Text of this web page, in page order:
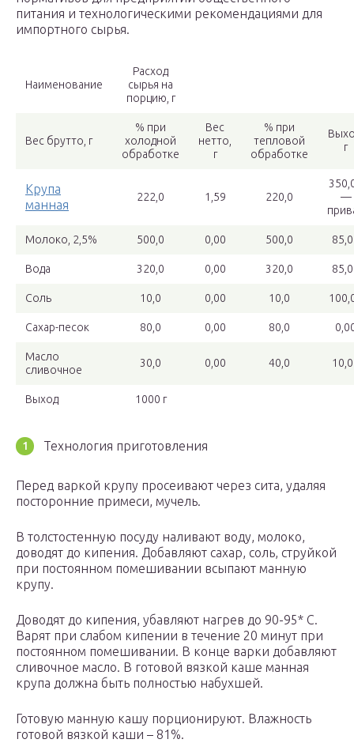
питания и технологическими рекомендациями для
импортного сырья.
Наименование
Расход
сырья на
порцию, г
Вес брутто, г
% при
холодной
обработке
Вес
нетто,
г
% при
тепловой
обработке
г
Крупа
манная
222,0 1,59 220,0
—
Молоко, 2,5% 500,0 0,00 500,0
Вода 320,0 0,00 320,0
Соль 10,0 0,00 10,0
Сахар-песок 80,0 0,00 80,0
Масло
сливочное
30,0 0,00 40,0
Выход 1000 г
Технология приготовления
Перед варкой крупу просеивают через сита, удаляя
посторонние примеси, мучель.
В толстостенную посуду наливают воду, молоко,
доводят до кипения. Добавляют сахар, соль, струйкой
при постоянном помешивании всыпают манную
крупу.
Доводят до кипения, убавляют нагрев до 90-95* С.
Варят при слабом кипении в течение 20 минут при
постоянном помешивании. В конце варки добавляют
сливочное масло. В готовой вязкой каше манная
крупа должна быть полностью набухшей.
Готовую манную кашу порционируют. Влажность
готовой вязкой каши – 81%.